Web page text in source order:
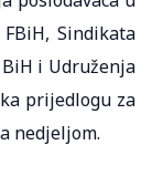
Sindikata
i Udruženja
prijedlogu za
nedjeljom.